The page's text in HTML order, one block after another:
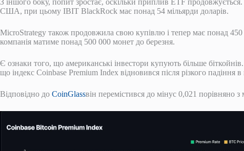
З іншого боку, попит зростає, оскільки приплив ETF
США, при цьому IBIT BlackRock має понад 54 мільярди доларів.
MicroStrategy також продовжила свою купівлю і тепер має понад 450
компанія матиме понад 500 000 монет до березня.
Є ознаки того, що американські інвестори купують більше
що індекс Coinbase Premium Index відновився після різкого падіння в
Відповідно до CoinGlassвін перемістився до мінус 0,021 порівняно з